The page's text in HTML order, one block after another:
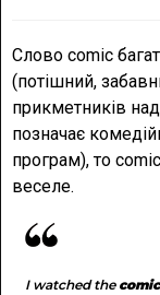
Слово comic
(потішний,
прикметників
позначає
програм), то
веселе.
I watched the comic